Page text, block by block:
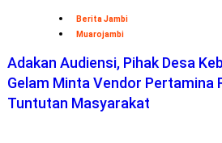
Berita Jambi
Muarojambi
Adakan Audiensi, Pihak Desa
Gelam Minta Vendor Pertamina
Tuntutan Masyarakat